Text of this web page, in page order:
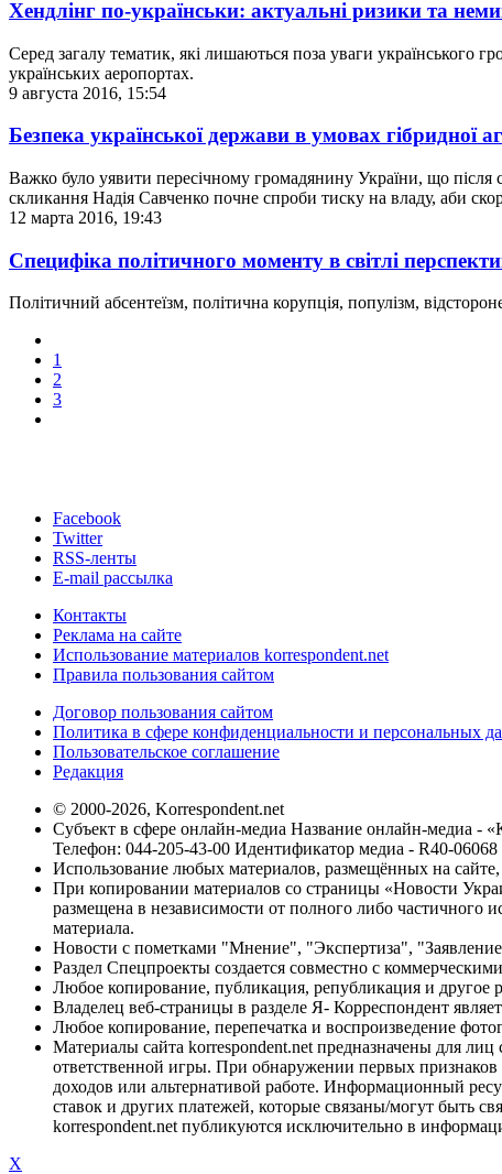
Хендлінг по-українськи: актуальні ризики та
Серед загалу тематик, які лишаються поза уваги українського
українських аеропортах.
9 августа 2016, 15:54
Безпека української держави в умовах гібридної
Важко було уявити пересічному громадянину України, що після
скликання Надія Савченко почне спроби тиску на владу, аби
12 марта 2016, 19:43
Специфіка політичного моменту в світлі
Політичний абсентеїзм, політична корупція, популізм,
1
2
3
Facebook
Twitter
RSS-ленты
E-mail рассылка
Контакты
Реклама на сайте
Использование материалов korrespondent.net
Правила пользования сайтом
Договор пользования сайтом
Политика в сфере конфиденциальности и персональных
Пользовательское соглашение
Редакция
© 2000-2026, Korrespondent.net
Субъект в сфере онлайн-медиа Название онлайн-медиа
Телефон: 044-205-43-00 Идентификатор медиа - R40-06068
Использование любых материалов, размещённых на
При копировании материалов со страницы «Новости
размещена в независимости от полного либо частичного
материала.
Новости с пометками "Мнение", "Экспертиза",
Раздел Спецпроекты создается совместно с
Любое копирование, публикация, републикация и другое
Владелец веб-страницы в разделе Я- Корреспондент
Любое копирование, перепечатка и воспроизведение
Материалы сайта korrespondent.net предназначены для
ответственной игры. При обнаружении первых признаков
доходов или альтернативой работе. Информационный
ставок и других платежей, которые связаны/могут быть
korrespondent.net публикуются исключительно в
X